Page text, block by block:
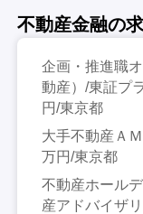
不動産金融の
企画・推進職
動産）/東証プ
円/東京都
大手不動産Ａ
万円/東京都
不動産ホール
産アドバイザ